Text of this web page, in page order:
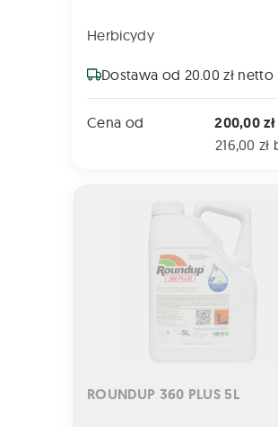
Herbicydy
Dostawa od 20.00 zł netto
Cena od 200,00
216,00
ROUNDUP 360 PLUS 5L